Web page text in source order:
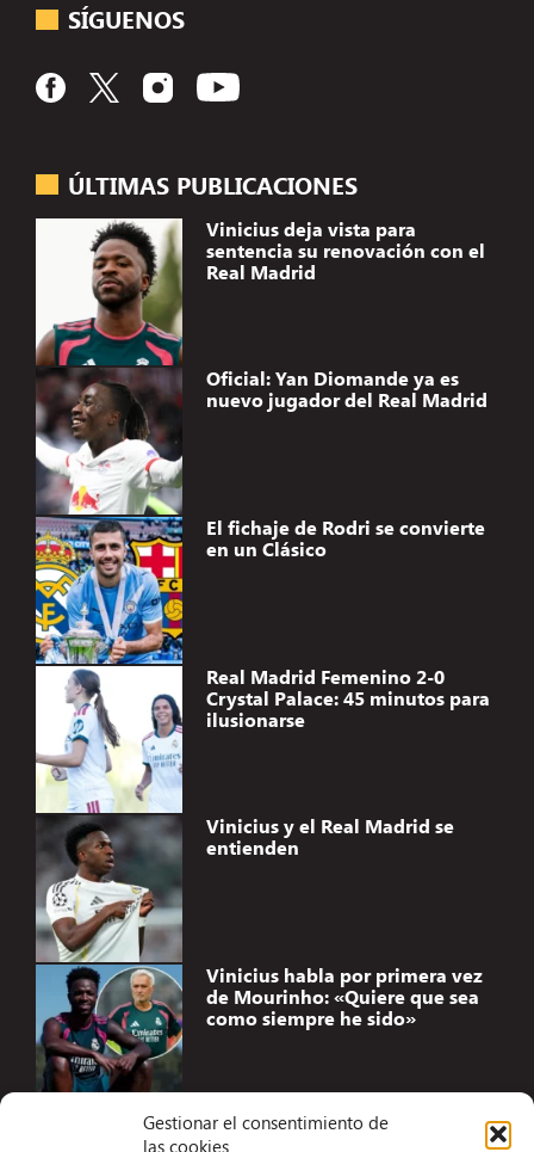
Gestionar el consentimiento de
las cookies
ÚLTIMAS PUBLICACIONES
Vinicius deja vista para
sentencia su renovación con el
Real Madrid
Oficial: Yan Diomande ya es
nuevo jugador del Real Madrid
El fichaje de Rodri se convierte
en un Clásico
Real Madrid Femenino 2-0
Crystal Palace: 45 minutos para
ilusionarse
Vinicius y el Real Madrid se
entienden
Vinicius habla por primera vez
de Mourinho: «Quiere que sea
como siempre he sido»
SÍGUENOS